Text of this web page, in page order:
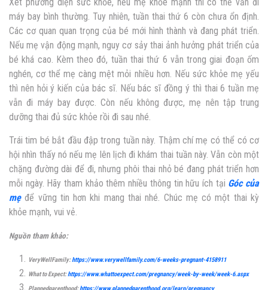
Xét phương diện sức khỏe, nếu mẹ khỏe mạnh thì có thể vẫn đi
máy bay bình thường. Tuy nhiên, tuần thai thứ 6 còn chưa ổn định.
Các cơ quan quan trọng của bé mới hình thành và đang phát triển.
Nếu mẹ vận động mạnh, nguy cơ sảy thai ảnh hưởng phát triển của
bé khá cao. Kèm theo đó, tuần thai thứ 6 vẫn trong giai đoạn ốm
nghén, cơ thể mẹ càng mệt mỏi nhiều hơn. Nếu sức khỏe mẹ yếu
thì nên hỏi ý kiến của bác sĩ. Nếu bác sĩ đồng ý thì thai 6 tuần mẹ
vẫn đi máy bay được. Còn nếu không được, mẹ nên tập trung
dưỡng thai đủ sức khỏe rồi đi sau nhé.
Trái tim bé bắt đầu đập trong tuần này. Thậm chí mẹ có thể có cơ
hội nhìn thấy nó nếu mẹ lên lịch đi khám thai tuần này. Vẫn còn một
chặng đường dài để đi, nhưng phôi thai nhỏ bé đang phát triển hơn
mỗi ngày. Hãy tham khảo thêm nhiều thông tin hữu ích tại Góc của
mẹ để vững tin hơn khi mang thai nhé. Chúc mẹ có một thai kỳ
khỏe mạnh, vui vẻ.
Nguồn tham khảo:
VeryWellFamily:https://www.verywellfamily.com/6-weeks-pregnant-4158911
What to Expect:https://www.whattoexpect.com/pregnancy/week-by-week/week-6.aspx